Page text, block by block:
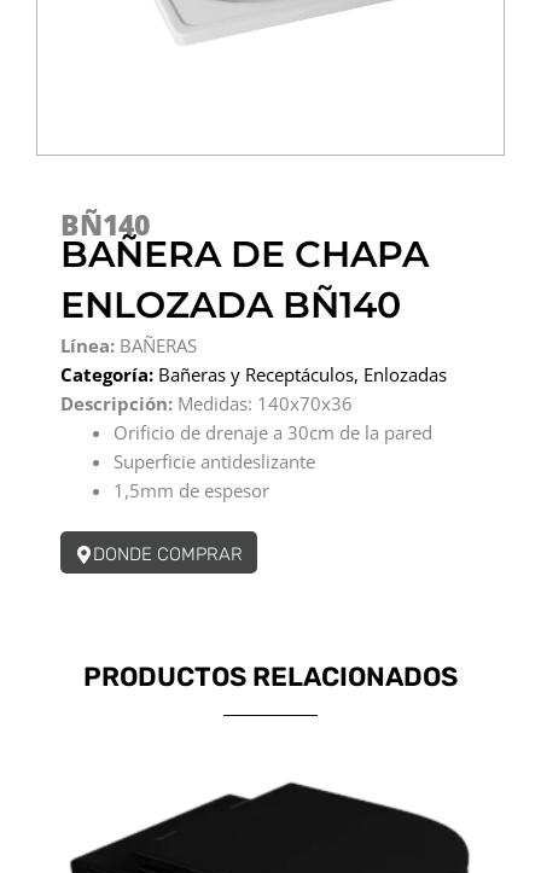
BÑ140
BAÑERA DE CHAPA
ENLOZADA BÑ140
Línea: BAÑERAS
Categoría: Bañeras y Receptáculos, Enlozadas
Descripción: Medidas: 140x70x36
Orificio de drenaje a 30cm de la pared
Superficie antideslizante
1,5mm de espesor
DONDE COMPRAR
PRODUCTOS RELACIONADOS